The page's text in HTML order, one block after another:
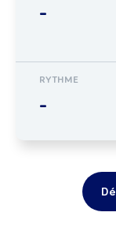
-
RYTHME
-